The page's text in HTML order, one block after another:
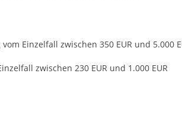
Einzelfall zwischen 350 EUR und 5.000
zwischen 230 EUR und 1.000 EUR